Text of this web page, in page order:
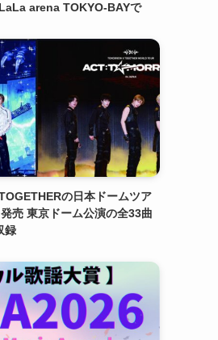
arena TOKYO-BAYで
の日本ドームツア
売 東京ドーム公演の全33曲
録